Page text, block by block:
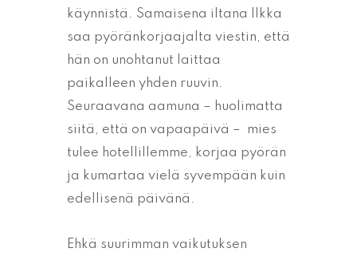
käynnistä. Samaisena iltana Ilkka
saa pyöränkorjaajalta viestin, että
hän on unohtanut laittaa
paikalleen yhden ruuvin.
Seuraavana aamuna – huolimatta
siitä, että on vapaapäivä – mies
tulee hotellillemme, korjaa pyörän
ja kumartaa vielä syvempään kuin
edellisenä päivänä.
Ehkä suurimman vaikutuksen